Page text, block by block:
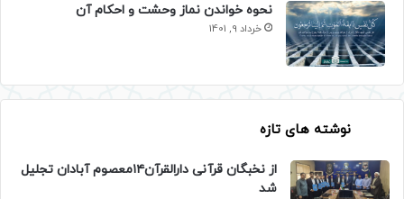
نحوه خواندن نماز وحشت و احکام آن
خرداد 9, 1401
نوشته های تازه
از نخبگان قرآنی دارالقرآن۱۴معصوم آبادان تجلیل
شد